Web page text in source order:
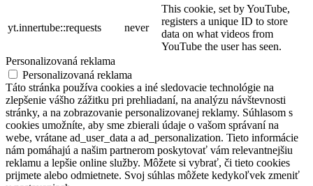
yt.innertube::requests never
This cookie, set by YouTube,
registers a unique ID to store
data on what videos from
YouTube the user has seen.
Personalizovaná reklama
Personalizovaná reklama
Táto stránka používa cookies a iné sledovacie technológie na
zlepšenie vášho zážitku pri prehliadaní, na analýzu návštevnosti
stránky, a na zobrazovanie personalizovanej reklamy. Súhlasom s
cookies umožníte, aby sme zbierali údaje o vašom správaní na
webe, vrátane ad_user_data a ad_personalization. Tieto informácie
nám pomáhajú a našim partnerom poskytovať vám relevantnejšiu
reklamu a lepšie online služby. Môžete si vybrať, či tieto cookies
prijmete alebo odmietnete. Svoj súhlas môžete kedykoľvek zmeniť